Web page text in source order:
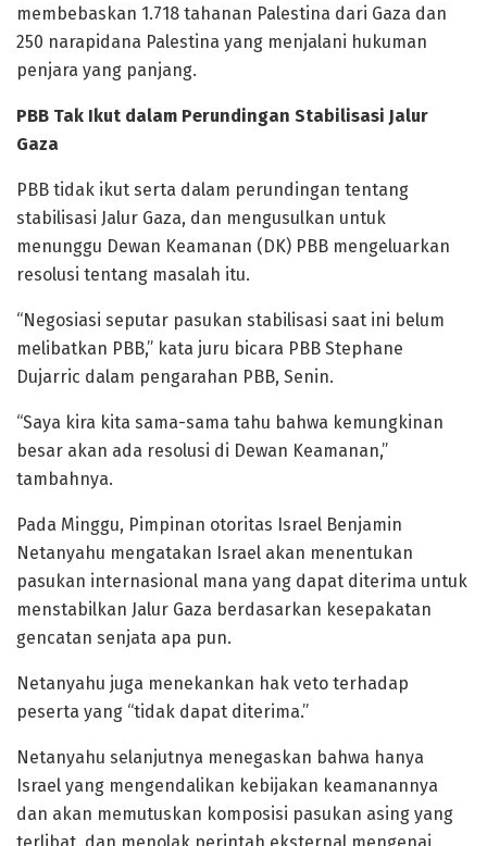
membebaskan 1.718 tahanan Palestina dari Gaza dan
250 narapidana Palestina yang menjalani hukuman
penjara yang panjang.
PBB Tak Ikut dalam Perundingan Stabilisasi Jalur
Gaza
PBB tidak ikut serta dalam perundingan tentang
stabilisasi Jalur Gaza, dan mengusulkan untuk
menunggu Dewan Keamanan (DK) PBB mengeluarkan
resolusi tentang masalah itu.
“Negosiasi seputar pasukan stabilisasi saat ini belum
melibatkan PBB,” kata juru bicara PBB Stephane
Dujarric dalam pengarahan PBB, Senin.
“Saya kira kita sama-sama tahu bahwa kemungkinan
besar akan ada resolusi di Dewan Keamanan,”
tambahnya.
Pada Minggu, Pimpinan otoritas Israel Benjamin
Netanyahu mengatakan Israel akan menentukan
pasukan internasional mana yang dapat diterima untuk
menstabilkan Jalur Gaza berdasarkan kesepakatan
gencatan senjata apa pun.
Netanyahu juga menekankan hak veto terhadap
peserta yang “tidak dapat diterima.”
Netanyahu selanjutnya menegaskan bahwa hanya
Israel yang mengendalikan kebijakan keamanannya
dan akan memutuskan komposisi pasukan asing yang